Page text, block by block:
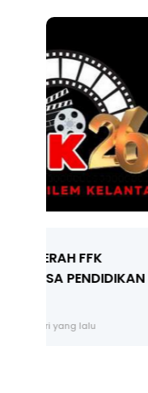
🔴 [LIVE]
TAHUN 6
#ALLINONE